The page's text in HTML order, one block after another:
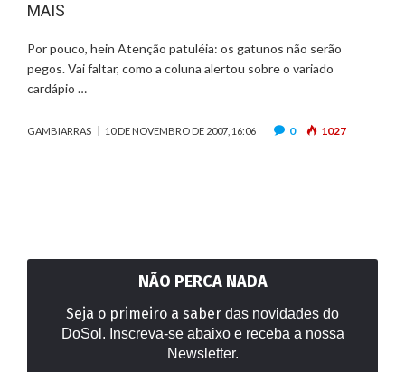
MAIS
Por pouco, hein Atenção patuléia: os gatunos não serão
pegos. Vai faltar, como a coluna alertou sobre o variado
cardápio …
GAMBIARRAS 10 DE NOVEMBRO DE 2007, 16:06 0 1027
NÃO PERCA NADA
Seja o primeiro a saber das novidades do
DoSol. Inscreva-se abaixo e receba a nossa
Newsletter.